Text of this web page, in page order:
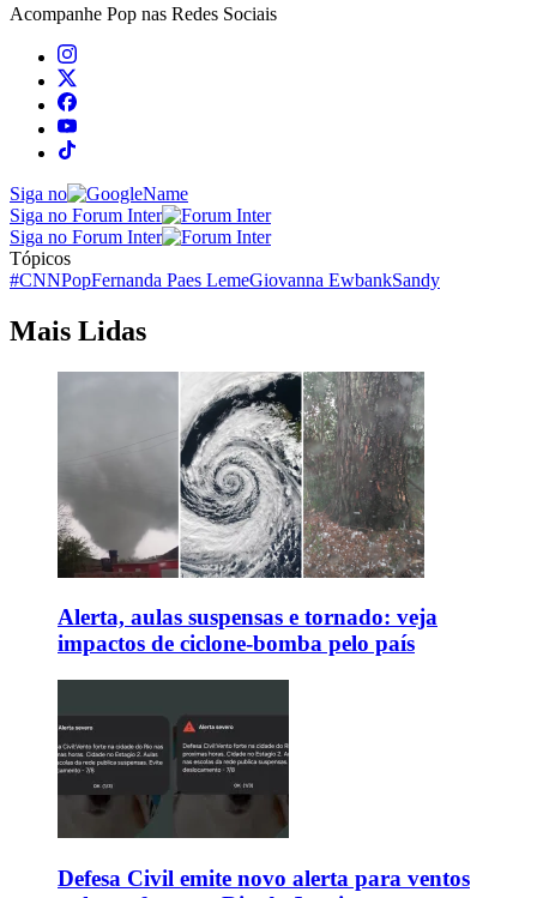
Acompanhe Pop nas Redes Sociais
Siga no
Siga no Forum Inter
Siga no Forum Inter
Tópicos
#CNNPopFernanda Paes LemeGiovanna EwbankSandy
Mais Lidas
Alerta, aulas suspensas e tornado: veja
impactos de ciclone-bomba pelo país
Defesa Civil emite novo alerta para ventos